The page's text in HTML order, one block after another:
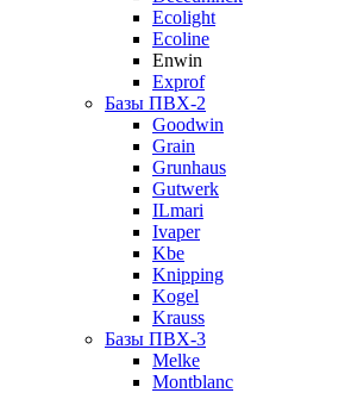
Ecolight
Ecoline
Enwin
Exprof
Базы ПВХ-2
Goodwin
Grain
Grunhaus
Gutwerk
ILmari
Ivaper
Kbe
Knipping
Kogel
Krauss
Базы ПВХ-3
Melke
Montblanc